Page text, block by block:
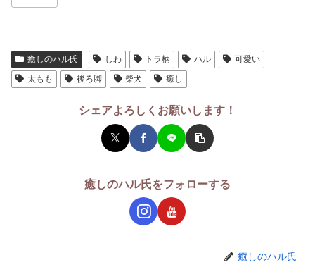
癒しのハル氏 しわ トラ柄 ハル
可愛い
太もも
後ろ脚 柴犬 癒し
シェアよろしくお願いします！
癒しのハル氏をフォローする
癒しのハル氏